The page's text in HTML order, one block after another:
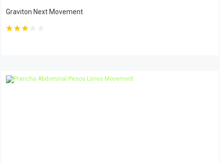
Graviton Next Movement